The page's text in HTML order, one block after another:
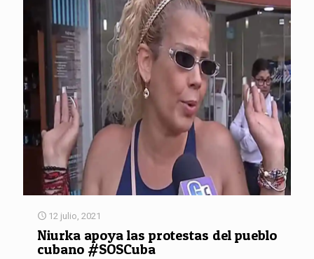
12 julio, 2021
Niurka apoya las protestas del pueblo
cubano #SOSCuba